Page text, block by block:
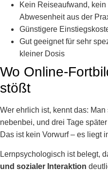
Kein Reiseaufwand,
Abwesenheit aus der
Günstigere
Gut geeignet für sehr
kleiner Dosis
Wo Online-
stößt
Wer ehrlich ist, kennt das:
nebenbei, und drei Tage
Das ist kein Vorwurf – es liegt
Lernpsychologisch ist belegt,
und sozialer Interaktion